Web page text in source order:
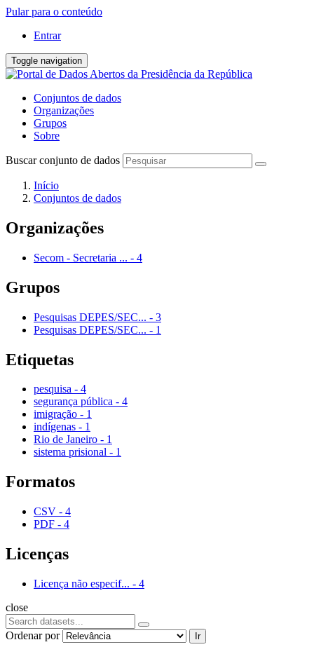
Pular para o conteúdo
Entrar
Toggle navigation
Conjuntos de dados
Organizações
Grupos
Sobre
Buscar conjunto de dados
Início
Conjuntos de dados
Organizações
Secom - Secretaria ... - 4
Grupos
Pesquisas DEPES/SEC... - 3
Pesquisas DEPES/SEC... - 1
Etiquetas
pesquisa - 4
segurança pública - 4
imigração - 1
indígenas - 1
Rio de Janeiro - 1
sistema prisional - 1
Formatos
CSV - 4
PDF - 4
Licenças
Licença não especif... - 4
close
Ordenar por Ir